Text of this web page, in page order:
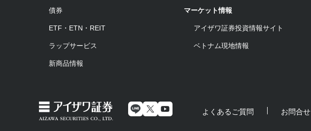
債券
ETF・ETN・REIT
ラップサービス
新商品情報
マーケット情報
アイザワ証券投資情報サイト
ベトナム現地情報
よくあるご質問 お問合せ